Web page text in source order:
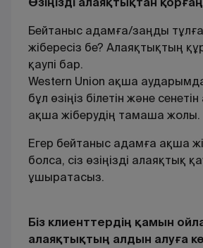
Бейтаныс адамға/заңды
жібересіз бе? Алаяқтықтың
қаупі бар.
Western Union ақша
бұл өзіңіз білетін және
ақша жіберудің тамаша жолы.
Егер бейтаныс адамға ақша
болса, сіз өзіңізді алаяқтық
ұшыратасыз.
Біз клиенттердің қамын
алаяқтықтың алдын алуға